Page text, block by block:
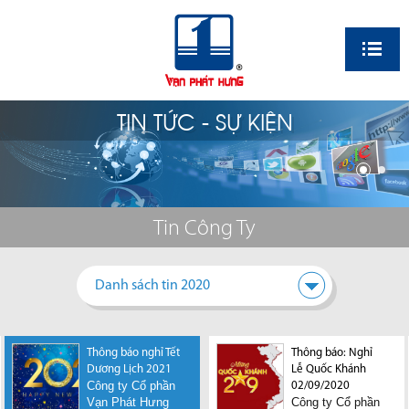
TIN TỨC - SỰ KIỆN
Tin Công Ty
Danh sách tin 2020
Thông báo nghỉ Lễ
Chiến thắng 30/4
và Quốc Tế Lao
động 1/5
Tp.HCM nằm trong
top 5 địa điểm thu
hút đầu tư BĐS tại
châu Á Thái Bình
Thông báo nghỉ Tết
Dương Lịch 2021
Công ty Cổ phần
Vạn Phát Hưng
Thông báo: Nghỉ
Lễ Quốc Khánh
02/09/2020
Công ty Cổ phần